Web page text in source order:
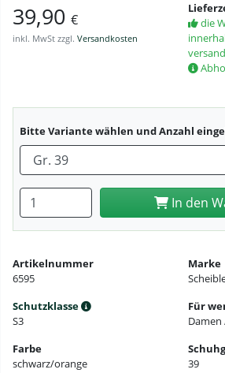
39,90 €
inkl. MwSt zzgl. Versandkosten
die
Bitte Variante wählen und Anzahl
Anzahl eingeben In den
Artikelnummer
6595
Marke
Schutzklasse
S3
Für
Farbe
schwarz/orange
39